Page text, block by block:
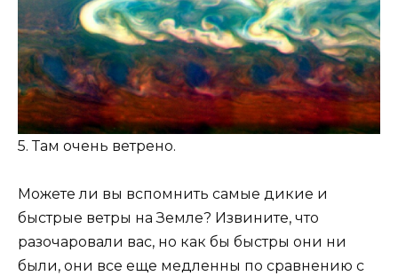
5. Там очень ветрено.
Можете ли вы вспомнить самые дикие и
быстрые ветры на Земле? Извините, что
разочаровали вас, но как бы быстры они ни
были, они все еще медленны по сравнению с